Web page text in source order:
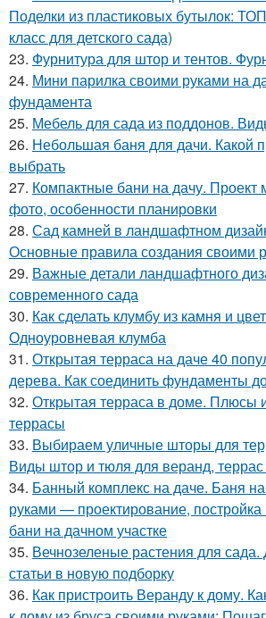
Поделки из пластиковых бутылок:
класс для детского сада)
23. Фурнитура для штор и тентов.
24. Мини парилка своими руками на
фундамента
25. Мебель для сада из поддонов.
26. Небольшая баня для дачи. Какой
выбрать
27. Компактные бани на дачу. Проект
фото, особенности планировки
28. Сад камней в ландшафтном
Основные правила создания своими
29. Важные детали ландшафтного
современного сада
30. Как сделать клумбу из камня и
Одноуровневая клумба
31. Открытая терраса на даче 40
дерева. Как соединить фундаменты
32. Открытая терраса в доме. Плюсы
террасы
33. Выбираем уличные шторы для
Виды штор и тюля для веранд, террас
34. Банный комплекс на даче. Баня
руками — проектирование,
бани на дачном участке
35. Вечнозеленые растения для
статьи в новую подборку
36. Как пристроить Веранду к дому.